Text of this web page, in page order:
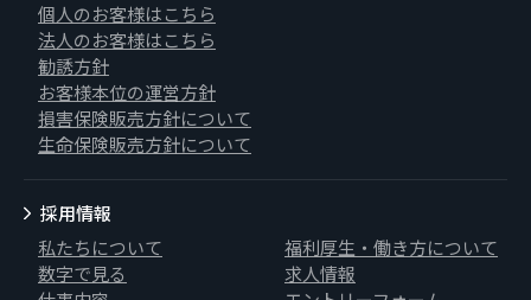
個人のお客様はこちら
法人のお客様はこちら
勧誘方針
お客様本位の運営方針
損害保険販売方針について
生命保険販売方針について
採用情報
私たちについて
数字で見る
福利厚生・働き方について
求人情報